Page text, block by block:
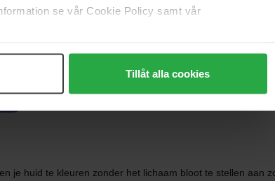
se vår Cookie Policy samt vår
Tillåt alla cookies
je huid te kleuren zonder het lichaam bloot te stellen aan